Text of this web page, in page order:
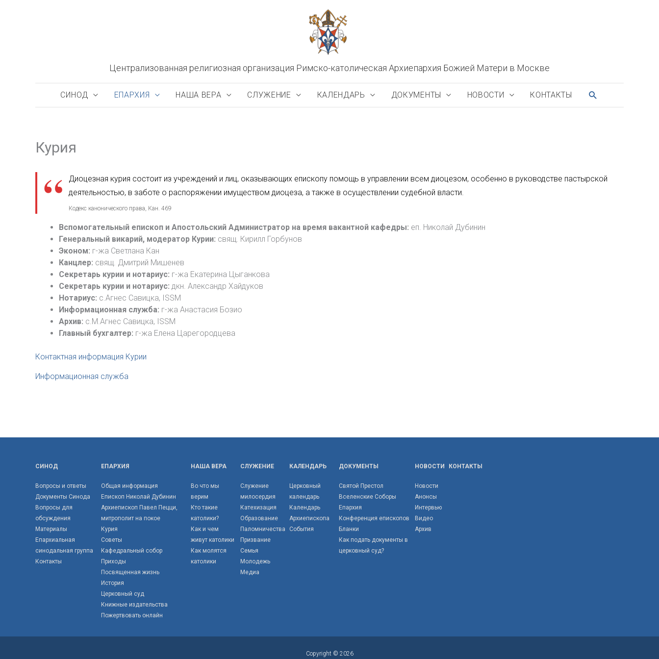
Централизованная религиозная организация Римско-католическая Архиепархия Божией Матери в Москве
СИНОД ЕПАРХИЯ НАША ВЕРА СЛУЖЕНИЕ КАЛЕНДАРЬ ДОКУМЕНТЫ НОВОСТИ КОНТАКТЫ ПОИСК
Курия
Диоцезная курия состоит из учреждений и лиц, оказывающих епископу помощь в управлении всем диоцезом, особенно в руководстве пастырской
деятельностью, в заботе о распоряжении имуществом диоцеза, а также в осуществлении судебной власти.
Кодекс канонического права, Кан. 469
Вспомогательный епископ и Апостольский Администратор на время вакантной кафедры: еп. Николай Дубинин
Генеральный викарий, модератор Курии: свящ. Кирилл Горбунов
Эконом: г-жа Светлана Кан
Канцлер: свящ. Дмитрий Мишенев
Секретарь курии и нотариус: г-жа Екатерина Цыганкова
Секретарь курии и нотариус: дкн. Александр Хайдуков
Нотариус: с.Агнес Савицка, ISSM
Информационная служба: г-жа Анастасия Бозио
Архив: c.М.Агнес Савицка, ISSM
Главный бухгалтер: г-жа Елена Царегородцева
Контактная информация Курии
Информационная служба
СИНОД
Вопросы и ответы
Документы Синода
Вопросы для
обсуждения
Материалы
Епархиальная
синодальная группа
Контакты
ЕПАРХИЯ
Общая информация
Епископ Николай Дубинин
Архиепископ Павел Пецци,
митрополит на покое
Курия
Советы
Кафедральный собор
Приходы
Посвященная жизнь
История
Церковный суд
Книжные издательства
Пожертвовать онлайн
НАША ВЕРА
Во что мы
верим
Кто такие
католики?
Как и чем
живут католики
Как молятся
католики
СЛУЖЕНИЕ
Служение
милосердия
Катехизация
Образование
Паломничества
Призвание
Семья
Молодежь
Медиа
КАЛЕНДАРЬ
Церковный
календарь
Календарь
Архиепископа
События
ДОКУМЕНТЫ
Святой Престол
Вселенские Соборы
Епархия
Конференция епископов
Бланки
Как подать документы в
церковный суд?
НОВОСТИ
Новости
Анонсы
Интервью
Видео
Архив
КОНТАКТЫ
Copyright © 2026